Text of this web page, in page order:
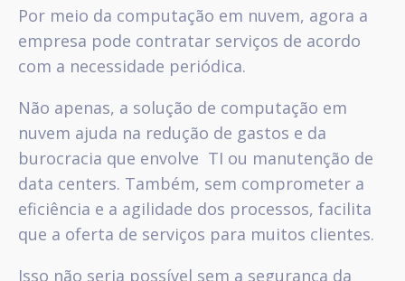
Por meio da computação em nuvem, agora a
empresa pode contratar serviços de acordo
com a necessidade periódica.
Não apenas, a solução de computação em
nuvem ajuda na redução de gastos e da
burocracia que envolve TI ou manutenção de
data centers. Também, sem comprometer a
eficiência e a agilidade dos processos, facilita
que a oferta de serviços para muitos clientes.
Isso não seria possível sem a segurança da